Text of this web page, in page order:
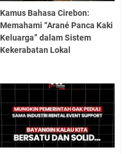
Kamus Bahasa Cirebon:
Memahami “Arané Panca Kaki
Keluarga” dalam Sistem
Kekerabatan Lokal